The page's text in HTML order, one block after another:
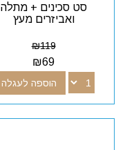
סט סכינים + מתלה
ואביזרים מעץ
₪119
₪69
הוספה לעגלה